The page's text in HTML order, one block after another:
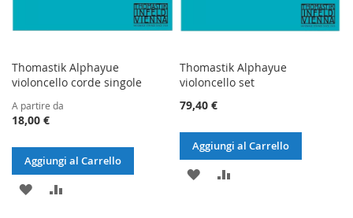
Thomastik Alphayue
violoncello corde singole
A partire da
18,00 €
Aggiungi al Carrello
AGGIUNGI
Thomastik Alphayue
violoncello set
79,40 €
Aggiungi al Carrello
AGGIUNGI